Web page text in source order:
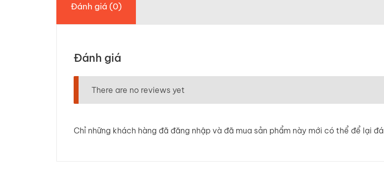
Đánh giá (0)
Đánh giá
There are no reviews yet
Chỉ những khách hàng đã đăng nhập và đã mua sản phẩm này mới có thể để lại